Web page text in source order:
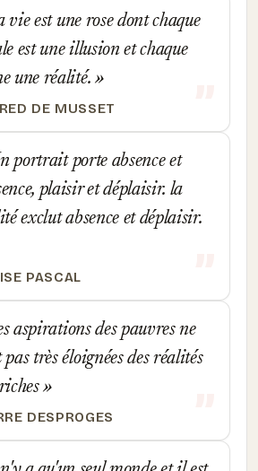
est une rose dont chaque
est une illusion et chaque
une réalité.
DE MUSSET
portrait porte absence et
plaisir et déplaisir. la
exclut absence et déplaisir.
PASCAL
aspirations des pauvres ne
pas très éloignées des réalités
DESPROGES